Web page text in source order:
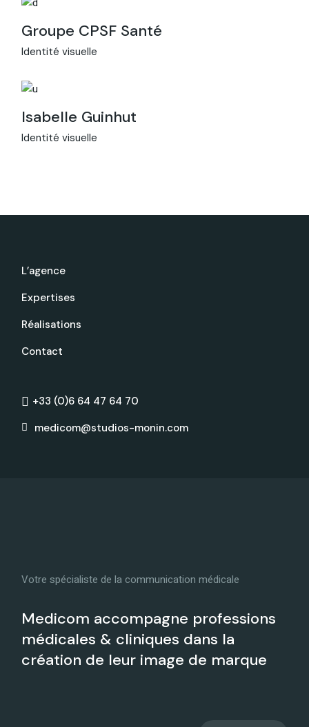
Groupe CPSF Santé
Identité visuelle
Isabelle Guinhut
Identité visuelle
L’agence
Expertises
Réalisations
Contact
+33 (0)6 64 47 64 70
medicom@studios-monin.com
Votre spécialiste de la communication médicale
Medicom accompagne professions
médicales & cliniques dans la
création de leur image de marque